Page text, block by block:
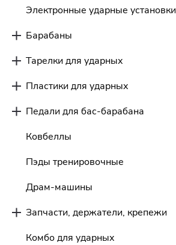
Электронные ударные установки
Барабаны
Тарелки для ударных
Пластики для ударных
Педали для бас-барабана
Ковбеллы
Пэды тренировочные
Драм-машины
Запчасти, держатели, крепежи
Комбо для ударных